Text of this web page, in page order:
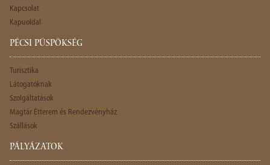
Kapcsolat
Kapuoldal
PÉCSI PÜSPÖKSÉG
Turisztika
Látogatóknak
Szolgáltatások
Magtár Étterem és Rendezvényház
Szállások
PÁLYÁZATOK